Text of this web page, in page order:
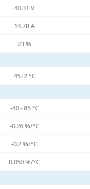
40.31 V
14.78 A
23 %
45±2 °C
-40 - 85 °C
-0.26 %/°C
-0.2 %/°C
0.050 %/°C